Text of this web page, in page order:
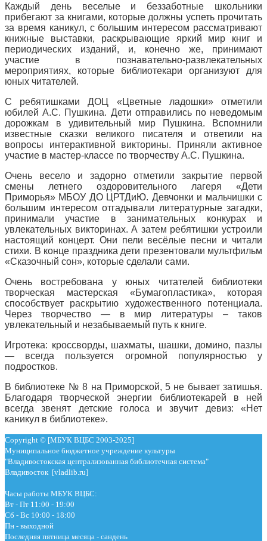
Каждый день веселые и беззаботные школьники
прибегают за книгами, которые должны успеть прочитать
за время каникул, с большим интересом рассматривают
книжные выставки, раскрывающие яркий мир книг и
периодических изданий, и, конечно же, принимают
участие в познавательно-развлекательных
мероприятиях, которые библиотекари организуют для
юных читателей.
С ребятишками ДОЦ «Цветные ладошки» отметили
юбилей А.С. Пушкина. Дети отправились по неведомым
дорожкам в удивительный мир Пушкина. Вспомнили
известные сказки великого писателя и ответили на
вопросы интерактивной викторины. Приняли активное
участие в мастер-классе по творчеству А.С. Пушкина.
Очень весело и задорно отметили закрытие первой
смены летнего оздоровительного лагеря «Дети
Приморья» МБОУ ДО ЦРТДиЮ. Девчонки и мальчишки с
большим интересом отгадывали литературные загадки,
принимали участие в занимательных конкурах и
увлекательных викторинах. А затем ребятишки устроили
настоящий концерт. Они пели весёлые песни и читали
стихи. В конце праздника дети презентовали мультфильм
«Сказочный сон», которые сделали сами.
Очень востребована у юных читателей библиотеки
творческая мастерская «Бумагопластика», которая
способствует раскрытию художественного потенциала.
Через творчество — в мир литературы – таков
увлекательный и незабываемый путь к книге.
Игротека: кроссворды, шахматы, шашки, домино, пазлы
— всегда пользуется огромной популярностью у
подростков.
В библиотеке № 8 на Приморской, 5 не бывает затишья.
Благодаря творческой энергии библиотекарей в ней
всегда звенят детские голоса и звучит девиз: «Нет
каникул в библиотеке».
Copyright © [МБУК ВЦБС 2003-2025]
Муниципальное бюджетное учреждение культуры
"Владивостокская централизованная библиотечная система"
Владивосток [vladlib.ru]
Часы работы МБУК ВЦБС:
Вт - Пт 11:00 - 19:00
Сб - Вс 10:00 - 18:00
Пн - выходной
Последняя пятница месяца - сандень